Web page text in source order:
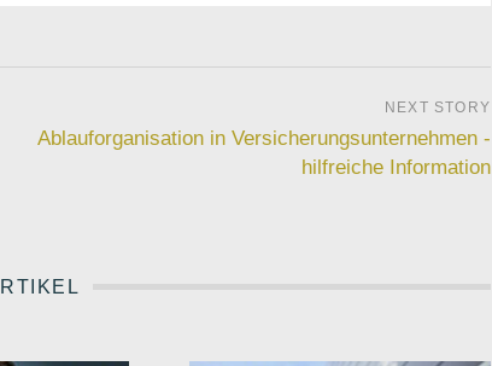
Ablauforganisation in Versicherungsunternehmen -
hilfreiche Information